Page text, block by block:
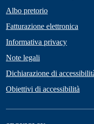
Albo pretorio
Fatturazione elettronica
Informativa privacy
Note legali
Dichiarazione di
Obiettivi di accessibilità